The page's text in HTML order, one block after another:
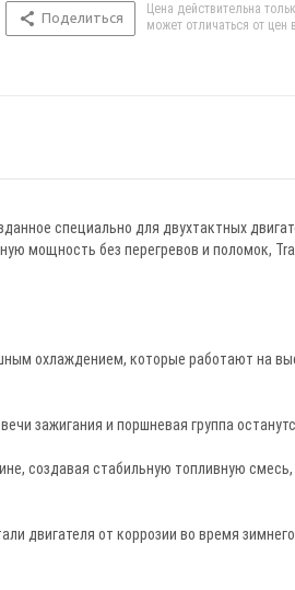
Поделиться
Цена действительна
может отличаться от цен
специально для двухтактных
мощность без перегревов и поломок,
охлаждением, которые работают на
зажигания и поршневая группа
создавая стабильную топливную
двигателя от коррозии во время зимнего